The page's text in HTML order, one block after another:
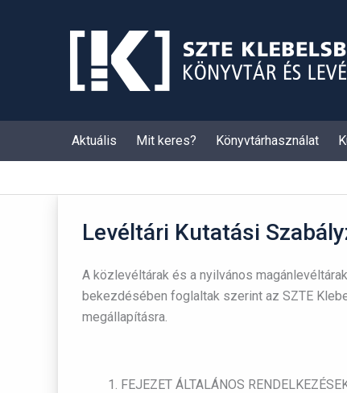
Aktuális Mit keres? Könyvtárhasználat
Levéltári Kutatási
A közlevéltárak és a nyilvános
bekezdésében foglaltak szerint az SZTE
megállapításra.
FEJEZET ÁLTALÁNOS